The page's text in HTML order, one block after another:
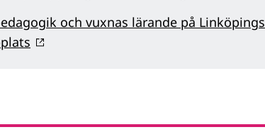
och vuxnas lärande på Linköpings